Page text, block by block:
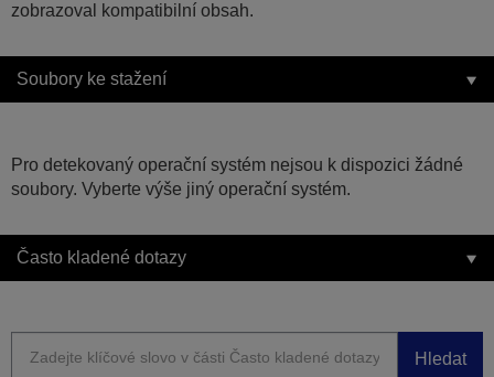
zobrazoval kompatibilní obsah.
Soubory ke stažení
Pro detekovaný operační systém nejsou k dispozici žádné
soubory. Vyberte výše jiný operační systém.
Často kladené dotazy
Hledat